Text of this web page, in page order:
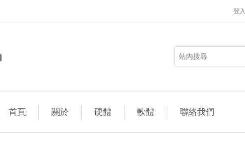
登入
首頁 關於 硬體 軟體 聯絡我們